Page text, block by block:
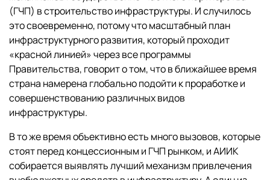
(ГЧП) в строительство инфраструктуры. И случилось
это своевременно, потому что масштабный план
инфраструктурного развития, который проходит
«красной линией» через все программы
Правительства, говорит о том, что в ближайшее время
страна намерена глобально подойти к проработке и
совершенствованию различных видов
инфраструктуры.
В то же время объективно есть много вызовов, которые
стоят перед концессионным и ГЧП рынком, и АИИК
собирается выявлять лучший механизм привлечения